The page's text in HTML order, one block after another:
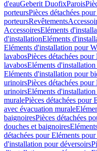
d'eauGeberit DuofixParois
porteursPièces détachées
porteursRevêtements
AccessoiresEléments
d'installationEléments
Eléments d'installation pour
lavabosPièces détachées
lavabosEléments
Eléments d'installation pour
urinoirsPièces détachées
urinoirsEléments
muralePièces détachées pour
avec évacuation murale
baignoiresPièces détachées
douches et baignoires
détachées pour Eléments
d'installation pour déversoirs